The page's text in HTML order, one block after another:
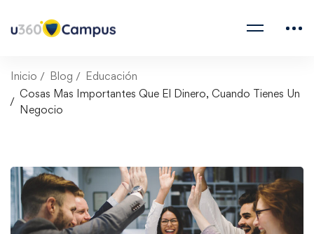
Inicio Blog
Educación
Cosas Mas Importantes Que El Dinero, Cuando Tienes Un
Negocio